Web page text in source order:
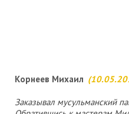
Корнеев Михаил
Заказывал мусульманский